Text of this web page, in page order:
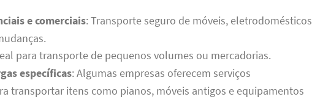
e comerciais: Transporte seguro de móveis, eletrodomésticos
para transporte de pequenos volumes ou mercadorias.
específicas: Algumas empresas oferecem serviços
transportar itens como pianos, móveis antigos e equipamentos